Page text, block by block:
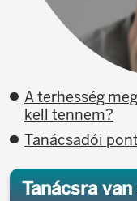
A terhesség
kell tennem?
Tanácsadói
Tanácsra